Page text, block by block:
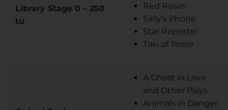
Library Stage 0 – 250
từ
Red Roses
Sally’s Phone
Star Reporter
Taxi of Terror
A Ghost in Love
and Other Plays
Animals in Danger